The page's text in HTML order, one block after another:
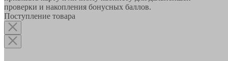
проверки и накопления бонусных баллов.
Поступление товара